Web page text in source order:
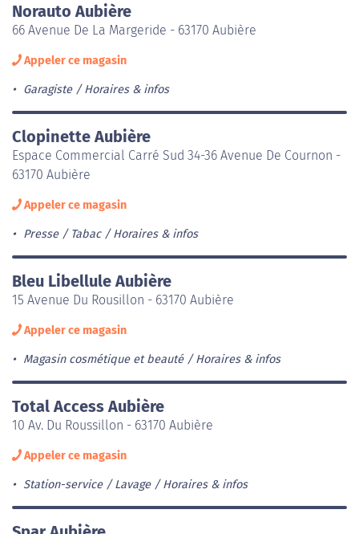
Norauto Aubière
66 Avenue De La Margeride - 63170 Aubière
Appeler ce magasin
Garagiste Horaires & infos
Clopinette Aubière
Espace Commercial Carré Sud 34-36 Avenue De Cournon -
63170 Aubière
Appeler ce magasin
Presse / Tabac Horaires & infos
Bleu Libellule Aubière
15 Avenue Du Rousillon - 63170 Aubière
Appeler ce magasin
Magasin cosmétique et beauté Horaires & infos
Total Access Aubière
10 Av. Du Roussillon - 63170 Aubière
Appeler ce magasin
Station-service / Lavage Horaires & infos